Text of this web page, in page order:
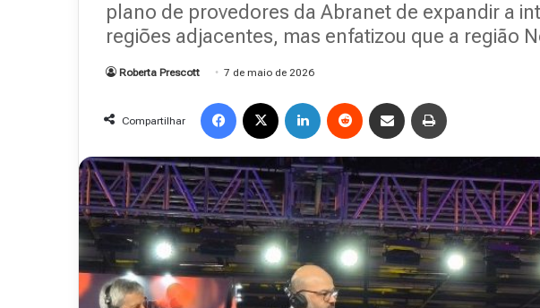
plano de provedores da Abranet de expandir a
regiões adjacentes, mas enfatizou que a região
Roberta Prescott 7 de maio de 2026
Compartilhar
Facebook Linkedin Reddit Compartilhar via e-mail
Revista